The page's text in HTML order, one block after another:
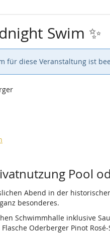
Swim ✨
für diese Veranstaltung ist
Pool
Abend in der
besonderes.
Schwimmhalle inklusive
Oderberger Pinot